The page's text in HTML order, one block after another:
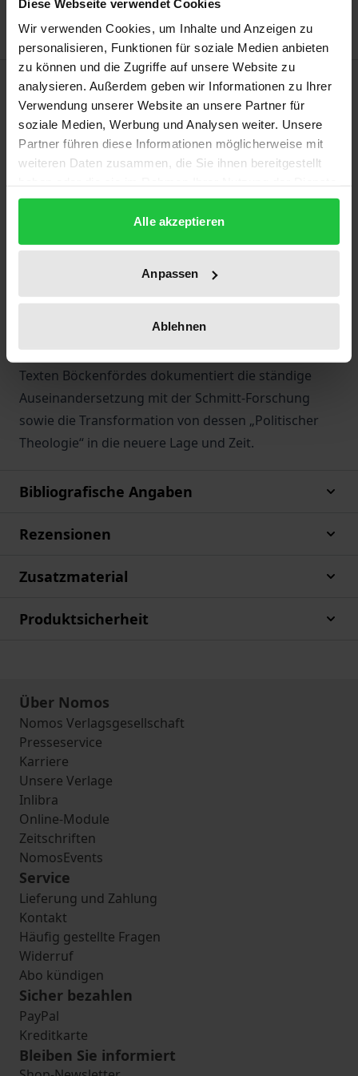
Diese Webseite verwendet Cookies
Wir verwenden Cookies, um Inhalte und Anzeigen zu
personalisieren, Funktionen für soziale Medien anbieten
zu können und die Zugriffe auf unsere Website zu
analysieren. Außerdem geben wir Informationen zu Ihrer
Verwendung unserer Website an unsere Partner für
soziale Medien, Werbung und Analysen weiter. Unsere
Partner führen diese Informationen möglicherweise mit
weiteren Daten zusammen, die Sie ihnen bereitgestellt
gesammelt haben.
Alle akzeptieren
Anpassen
Ablehnen
Beschreibung
Dieses Schlüsseldokument zur Geschichte des
öffentlichen Rechts versetzt den Leser in das Herz
des „Denkkollektivs“ der sog. „Schmitt-Schule“ und
ist von intensiver Zuwendung und erregendem
argumentativen und sachlichen Ernst getragen.
Dabei sperrt sich Schmitt auch immer wieder gegen
einer politisch-theologischen Zügelung, juristischen
Kanonisierung und Adaption für die Bundesrepublik.
Die Edition wird durch weitere Korrespondenzen
und Materialien ergänzt. Eine Auswahl von kleineren
Texten Böckenfördes dokumentiert die ständige
Auseinandersetzung mit der Schmitt-Forschung
sowie die Transformation von dessen „Politischer
Theologie“ in die neuere Lage und Zeit.
Bibliografische Angaben
Rezensionen
Zusatzmaterial
Produktsicherheit
Über Nomos
Nomos Verlagsgesellschaft
Presseservice
Karriere
Unsere Verlage
Inlibra
Online-Module
Zeitschriften
NomosEvents
Service
Lieferung und Zahlung
Kontakt
Häufig gestellte Fragen
Widerruf
Abo kündigen
Sicher bezahlen
PayPal
Kreditkarte
Bleiben Sie informiert